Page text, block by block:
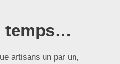
temps…
artisans un par un,